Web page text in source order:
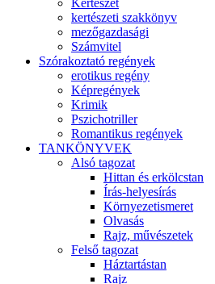
Kertészet
kertészeti szakkönyv
mezőgazdasági
Számvitel
Szórakoztató regények
erotikus regény
Képregények
Krimik
Pszichotriller
Romantikus regények
TANKÖNYVEK
Alsó tagozat
Hittan és erkölcstan
Írás-helyesírás
Környezetismeret
Olvasás
Rajz, művészetek
Felső tagozat
Háztartástan
Rajz